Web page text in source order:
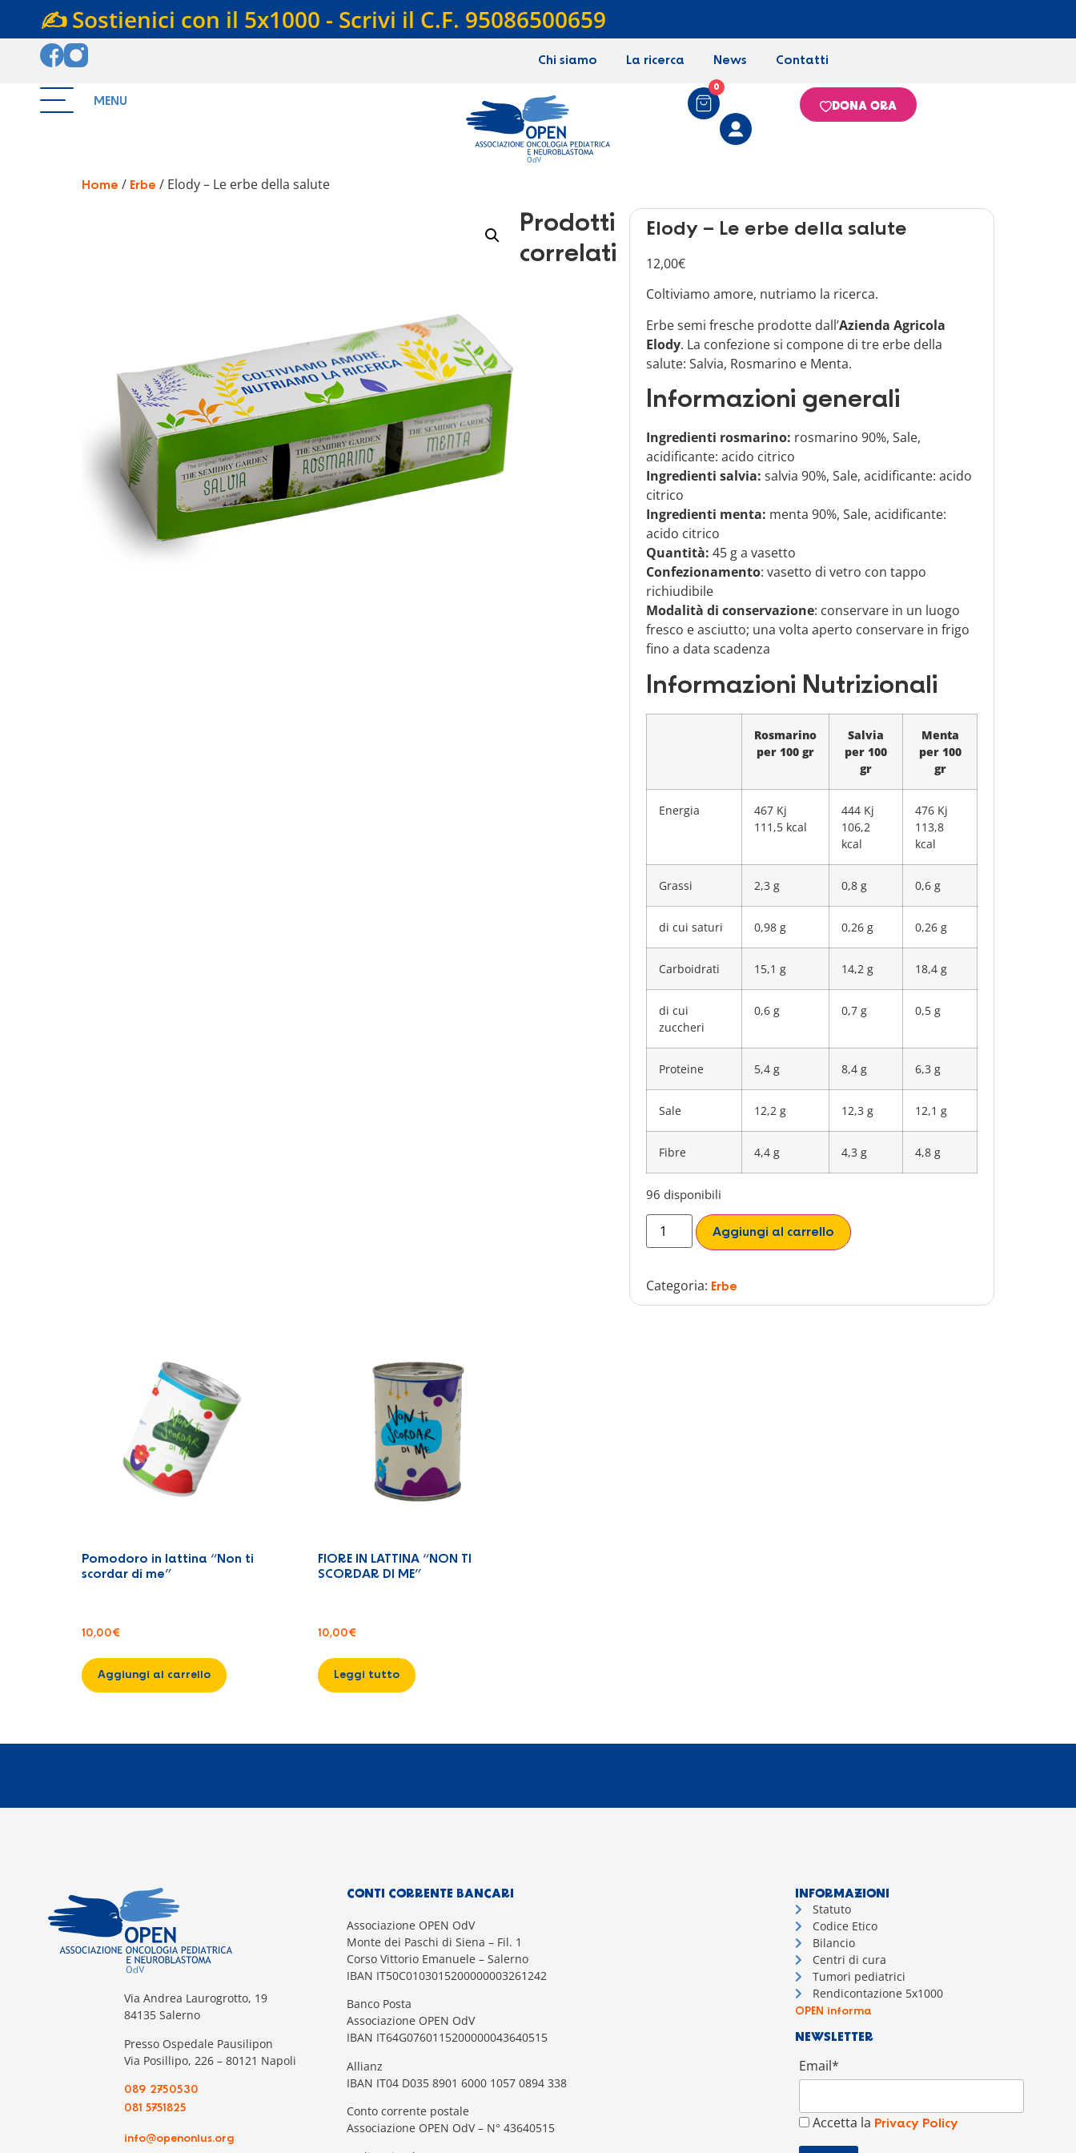
✍️ Sostienici con il 5x1000 - Scrivi il C.F. 95086500659
Chi siamo La ricerca News Contatti
MENU
0
DONA ORA
Home / Erbe / Elody – Le erbe della salute
Elody – Le erbe della salute
12,00€
Coltiviamo amore, nutriamo la ricerca.
Erbe semi fresche prodotte dall’Azienda Agricola
Elody. La confezione si compone di tre erbe della
salute: Salvia, Rosmarino e Menta.
Informazioni generali
Ingredienti rosmarino: rosmarino 90%, Sale,
acidificante: acido citrico
Ingredienti salvia: salvia 90%, Sale, acidificante: acido
citrico
Ingredienti menta: menta 90%, Sale, acidificante:
acido citrico
Quantità: 45 g a vasetto
Confezionamento: vasetto di vetro con tappo
richiudibile
Modalità di conservazione: conservare in un luogo
fresco e asciutto; una volta aperto conservare in frigo
fino a data scadenza
Informazioni Nutrizionali
Rosmarino
per 100 gr
Salvia
per 100
gr
Menta
per 100
gr
Energia
467 Kj
111,5 kcal
444 Kj
106,2
kcal
476 Kj
113,8
kcal
Grassi 2,3 g 0,8 g 0,6 g
di cui saturi 0,98 g 0,26 g 0,26 g
Carboidrati 15,1 g 14,2 g 18,4 g
di cui
zuccheri
0,6 g 0,7 g 0,5 g
Proteine 5,4 g 8,4 g 6,3 g
Sale 12,2 g 12,3 g 12,1 g
Fibre 4,4 g 4,3 g 4,8 g
96 disponibili
Aggiungi al carrello
Categoria: Erbe
Prodotti
correlati
Pomodoro in lattina “Non ti
scordar di me”
10,00€
Aggiungi al carrello
FIORE IN LATTINA “NON TI
SCORDAR DI ME”
10,00€
Leggi tutto
Via Andrea Laurogrotto, 19
84135 Salerno
Presso Ospedale Pausilipon
Via Posillipo, 226 – 80121 Napoli
089 2750530
081 5751825
info@openonlus.org
CONTI CORRENTE BANCARI
Associazione OPEN OdV
Monte dei Paschi di Siena – Fil. 1
Corso Vittorio Emanuele – Salerno
IBAN IT50C0103015200000003261242
Banco Posta
Associazione OPEN OdV
IBAN IT64G0760115200000043640515
Allianz
IBAN IT04 D035 8901 6000 1057 0894 338
Conto corrente postale
Associazione OPEN OdV – N° 43640515
INFORMAZIONI
Statuto
Codice Etico
Bilancio
Centri di cura
Tumori pediatrici
Rendicontazione 5x1000
OPEN informa
NEWSLETTER
Email*
Accetta la Privacy Policy